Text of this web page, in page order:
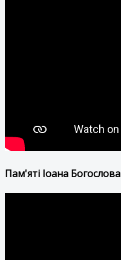
Пам'яті Іоана Богослова